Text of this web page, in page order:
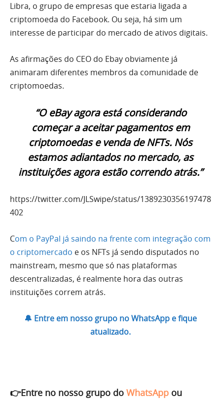
Libra, o grupo de empresas que estaria ligada a
criptomoeda do Facebook. Ou seja, há sim um
interesse de participar do mercado de ativos digitais.
As afirmações do CEO do Ebay obviamente já
animaram diferentes membros da comunidade de
criptomoedas.
“O eBay agora está considerando
começar a aceitar pagamentos em
criptomoedas e venda de NFTs. Nós
estamos adiantados no mercado, as
instituições agora estão correndo atrás.”
https://twitter.com/JLSwipe/status/1389230356197478
402
Com o PayPal já saindo na frente com integração com
o criptomercado e os NFTs já sendo disputados no
mainstream, mesmo que só nas plataformas
descentralizadas, é realmente hora das outras
instituições correm atrás.
🔔 Entre em nosso grupo no WhatsApp e fique
atualizado.
👉Entre no nosso grupo do WhatsApp ou